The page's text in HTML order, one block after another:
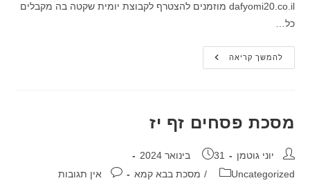
dafyomi20.co.il מוזמנים להצטרף לקבוצת יומית שקטה בה מקבלים
כל…
להמשך קריאהמסכת
בבא
מסכת פסחים זף יז
מחבר:יוני גוטמן פורסם:
31 בינואר 2024
קטגוריה:
Uncategorized
/ מסכת בבא קמא תגובות:אין תגובות